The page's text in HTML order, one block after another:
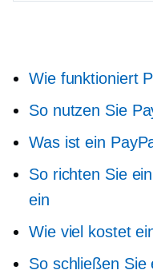
Wie funktioniert
So nutzen Sie
Was ist ein
So richten Sie
ein
Wie viel kostet
So schließen Sie